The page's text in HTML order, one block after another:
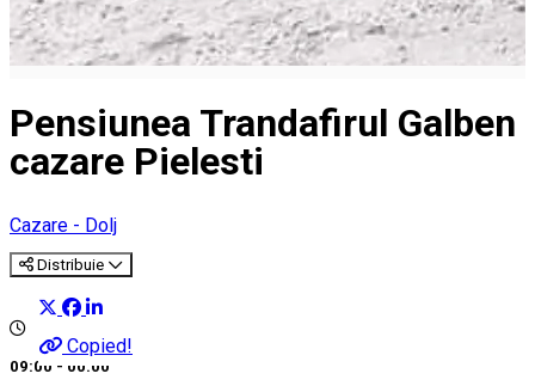
Pensiunea Trandafirul Galben
cazare Pielesti
Cazare - Dolj
Distribuie
Copied!
09:00 - 00:00